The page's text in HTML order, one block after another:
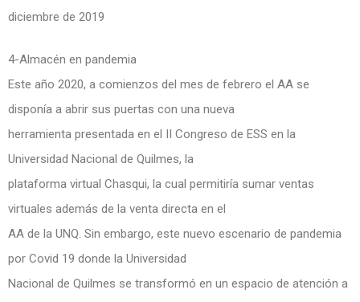
diciembre de 2019
4-Almacén en pandemia
Este año 2020, a comienzos del mes de febrero el AA se
disponía a abrir sus puertas con una nueva
herramienta presentada en el II Congreso de ESS en la
Universidad Nacional de Quilmes, la
plataforma virtual Chasqui, la cual permitiría sumar ventas
virtuales además de la venta directa en el
AA de la UNQ. Sin embargo, este nuevo escenario de pandemia
por Covid 19 donde la Universidad
Nacional de Quilmes se transformó en un espacio de atención a